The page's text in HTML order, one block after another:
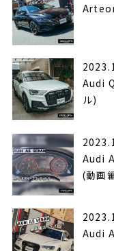
Audi
ル)
Audi
(動画
Audi